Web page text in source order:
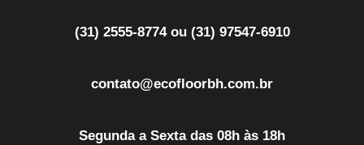
(31) 2555-8774 ou (31) 97547-6910
contato@ecofloorbh.com.br
Segunda a Sexta das 08h às 18h